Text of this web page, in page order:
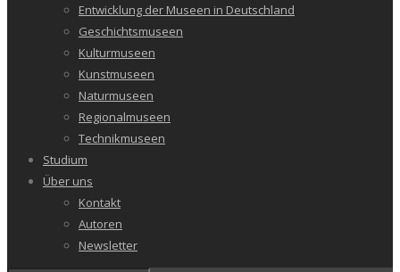
Entwicklung der Museen in Deutschland
Geschichtsmuseen
Kulturmuseen
Kunstmuseen
Naturmuseen
Regionalmuseen
Technikmuseen
Studium
Über uns
Kontakt
Autoren
Newsletter